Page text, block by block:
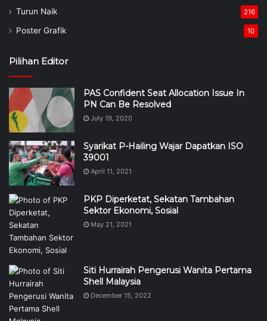
Turun Naik 216
Poster Grafik 10
Pilihan Editor
PAS Confident Seat Allocation Issue In
PN Can Be Resolved
July 19, 2020
Syarikat P-Hailing Wajar Dapatkan ISO
39001
April 11, 2021
PKP Diperketat, Sekatan Tambahan
Sektor Ekonomi, Sosial
May 21, 2021
Siti Hurrairah Pengerusi Wanita Pertama
Shell Malaysia
December 15, 2022